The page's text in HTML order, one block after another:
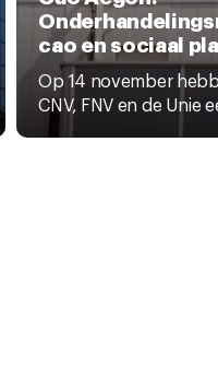
cao en sociaal
Op 14 november
CNV, FNV en de Unie